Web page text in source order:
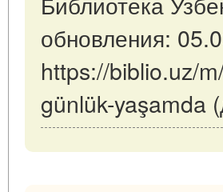
обновления:
https://biblio.uz/
günlük-yaşamda